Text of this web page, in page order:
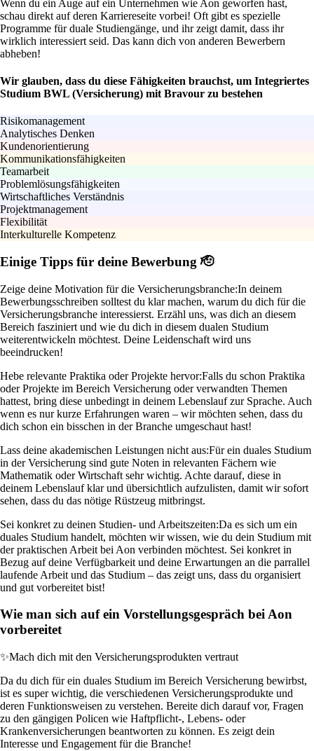
Wenn du ein Auge auf ein Unternehmen wie Aon geworfen hast,
schau direkt auf deren Karriereseite vorbei! Oft gibt es spezielle
Programme für duale Studiengänge, und ihr zeigt damit, dass ihr
wirklich interessiert seid. Das kann dich von anderen Bewerbern
abheben!
Wir glauben, dass du diese Fähigkeiten brauchst, um Integriertes
Studium BWL (Versicherung) mit Bravour zu bestehen
Risikomanagement
Analytisches Denken
Kundenorientierung
Kommunikationsfähigkeiten
Teamarbeit
Problemlösungsfähigkeiten
Wirtschaftliches Verständnis
Projektmanagement
Flexibilität
Interkulturelle Kompetenz
Einige Tipps für deine Bewerbung 🫡
Zeige deine Motivation für die Versicherungsbranche:In deinem
Bewerbungsschreiben solltest du klar machen, warum du dich für die
Versicherungsbranche interessierst. Erzähl uns, was dich an diesem
Bereich fasziniert und wie du dich in diesem dualen Studium
weiterentwickeln möchtest. Deine Leidenschaft wird uns
beeindrucken!
Hebe relevante Praktika oder Projekte hervor:Falls du schon Praktika
oder Projekte im Bereich Versicherung oder verwandten Themen
hattest, bring diese unbedingt in deinem Lebenslauf zur Sprache. Auch
wenn es nur kurze Erfahrungen waren – wir möchten sehen, dass du
dich schon ein bisschen in der Branche umgeschaut hast!
Lass deine akademischen Leistungen nicht aus:Für ein duales Studium
in der Versicherung sind gute Noten in relevanten Fächern wie
Mathematik oder Wirtschaft sehr wichtig. Achte darauf, diese in
deinem Lebenslauf klar und übersichtlich aufzulisten, damit wir sofort
sehen, dass du das nötige Rüstzeug mitbringst.
Sei konkret zu deinen Studien- und Arbeitszeiten:Da es sich um ein
duales Studium handelt, möchten wir wissen, wie du dein Studium mit
der praktischen Arbeit bei Aon verbinden möchtest. Sei konkret in
Bezug auf deine Verfügbarkeit und deine Erwartungen an die parrallel
laufende Arbeit und das Studium – das zeigt uns, dass du organisiert
und gut vorbereitet bist!
Wie man sich auf ein Vorstellungsgespräch bei Aon
vorbereitet
✨Mach dich mit den Versicherungsprodukten vertraut
Da du dich für ein duales Studium im Bereich Versicherung bewirbst,
ist es super wichtig, die verschiedenen Versicherungsprodukte und
deren Funktionsweisen zu verstehen. Bereite dich darauf vor, Fragen
zu den gängigen Policen wie Haftpflicht-, Lebens- oder
Krankenversicherungen beantworten zu können. Es zeigt dein
Interesse und Engagement für die Branche!